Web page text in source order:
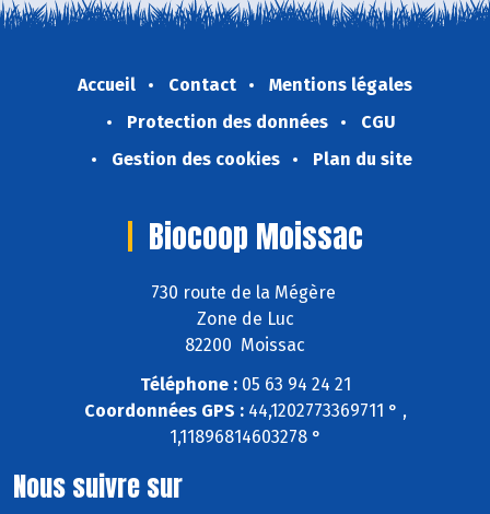
Accueil Contact
Mentions légales
Protection des données
CGU
Gestion des cookies
Plan du site
Biocoop Moissac
730 route de la Mégère
Zone de Luc
82200 Moissac
Téléphone :05 63 94 24 21
Coordonnées GPS :44,1202773369711 ° ,
1,11896814603278 °
Nous suivre sur